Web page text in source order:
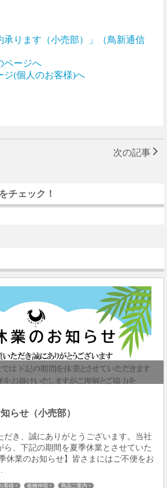
承ります（小売部）」（鳥新通信
ページへ
ジ(個人のお客様)へ
次の記事
チェック！
らせ（小売部）
だき、誠にありがとうございます。当社
ら、下記の期間を夏季休業とさせていた
休業のお知らせ】皆さまにはご不便をお
客様 板橋仲宿 商品ご案内